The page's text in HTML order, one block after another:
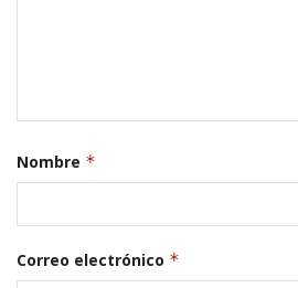
Nombre *
Correo electrónico *